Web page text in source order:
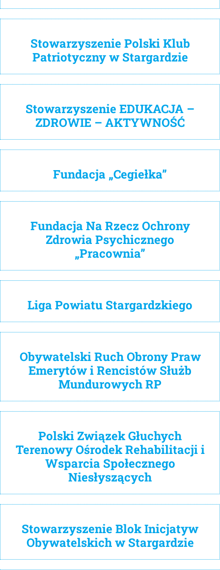
Stowarzyszenie Polski Klub
Patriotyczny w Stargardzie
Stowarzyszenie EDUKACJA –
ZDROWIE – AKTYWNOŚĆ
Fundacja „Cegiełka”
Fundacja Na Rzecz Ochrony
Zdrowia Psychicznego
„Pracownia”
Liga Powiatu Stargardzkiego
Obywatelski Ruch Obrony Praw
Emerytów i Rencistów Służb
Mundurowych RP
Polski Związek Głuchych
Terenowy Ośrodek Rehabilitacji i
Wsparcia Społecznego
Niesłyszących
Stowarzyszenie Blok Inicjatyw
Obywatelskich w Stargardzie